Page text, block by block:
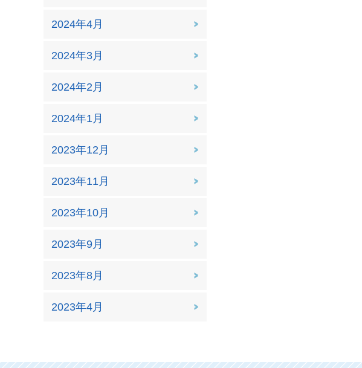
2024年4月
2024年3月
2024年2月
2024年1月
2023年12月
2023年11月
2023年10月
2023年9月
2023年8月
2023年4月